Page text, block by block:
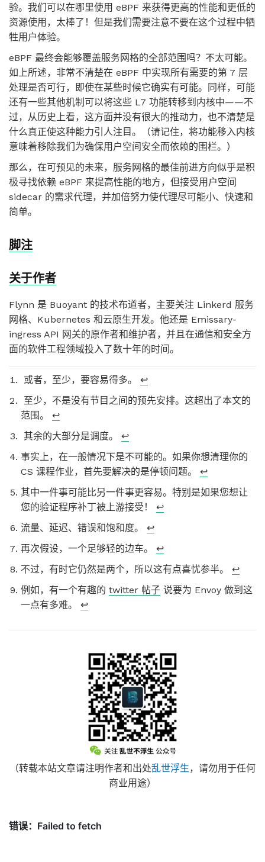
验。我们可以在哪里使用 eBPF 来获得更高的性能和更低的
资源使用，太棒了！但是我们需要注意不要在这个过程中牺
牲用户体验。
eBPF 最终会能够覆盖服务网格的全部范围吗？不太可能。
如上所述，非常不清楚在 eBPF 中实现所有需要的第 7 层
处理是否可行，即使在某些时候它确实有可能。同样，可能
还有一些其他机制可以将这些 L7 功能转移到内核中——不
过，从历史上看，这方面并没有很大的推动力，也不清楚是
什么真正使这种能力引人注目。（请记住，将功能移入内核
意味着移除我们为确保用户空间安全而依赖的围栏。）
那么，在可预见的未来，服务网格的最佳前进方向似乎是积
极寻找依赖 eBPF 来提高性能的地方，但接受用户空间
sidecar 的需求代理，并加倍努力使代理尽可能小、快速和
简单。
脚注
关于作者
Flynn 是 Buoyant 的技术布道者，主要关注 Linkerd 服务
网格、Kubernetes 和云原生开发。他还是 Emissary-
ingress API 网关的原作者和维护者，并且在通信和安全方
面的软件工程领域投入了数十年的时间。
或者，至少，要容易得多。 ↩︎
至少，不是没有节目之间的预先安排。这超出了本文的
范围。 ↩︎
其余的大部分是调度。 ↩︎
事实上，在一般情况下是不可能的。如果你想清理你的
CS 课程作业，首先要解决的是停顿问题。 ↩︎
其中一件事可能比另一件事更容易。特别是如果您想让
您的验证程序补丁被上游接受！ ↩︎
流量、延迟、错误和饱和度。 ↩︎
再次假设，一个足够轻的边车。 ↩︎
不过，有时它仍然是两个，所以这有点喜忧参半。 ↩︎
例如，有一个有趣的 twitter 帖子 说要为 Envoy 做到这
一点有多难。 ↩︎
（转载本站文章请注明作者和出处乱世浮生，请勿用于任何
商业用途）